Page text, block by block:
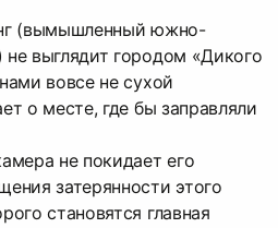
(вымышленный южно-
выглядит городом «Дикого
вовсе не сухой
о месте, где бы заправляли
не покидает его
затерянности этого
становятся главная